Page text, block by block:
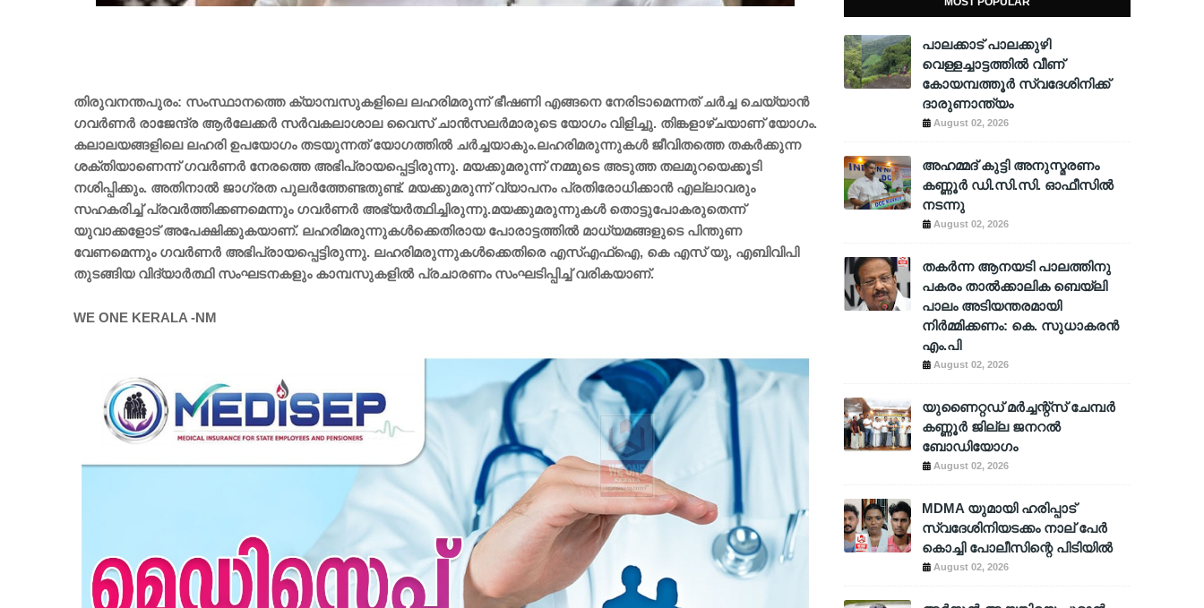
തിരുവനന്തപുരം: സംസ്ഥാനത്തെ ക്യാമ്പസുകളിലെ ലഹരിമരുന്ന് ഭീഷണി എങ്ങനെ നേരിടാമെന്നത് ചര്‍ച്ച ചെയ്യാന്‍
ഗവര്‍ണര്‍ രാജേന്ദ്ര ആര്‍ലേക്കര്‍ സര്‍വകലാശാല വൈസ് ചാന്‍സലര്‍മാരുടെ യോഗം വിളിച്ചു. തിങ്കളാഴ്ചയാണ് യോഗം.
കലാലയങ്ങളിലെ ലഹരി ഉപയോഗം തടയുന്നത് യോഗത്തില്‍ ചര്‍ച്ചയാകും.ലഹരിമരുന്നുകള്‍ ജീവിതത്തെ തകര്‍ക്കുന്ന
ശക്തിയാണെന്ന് ഗവര്‍ണര്‍ നേരത്തെ അഭിപ്രായപ്പെട്ടിരുന്നു. മയക്കുമരുന്ന് നമ്മുടെ അടുത്ത തലമുറയെക്കൂടി
നശിപ്പിക്കും. അതിനാല്‍ ജാഗ്രത പുലര്‍ത്തേണ്ടതുണ്ട്. മയക്കുമരുന്ന് വ്യാപനം പ്രതിരോധിക്കാന്‍ എല്ലാവരും
സഹകരിച്ച് പ്രവര്‍ത്തിക്കണമെന്നും ഗവര്‍ണര്‍ അഭ്യര്‍ത്ഥിച്ചിരുന്നു.മയക്കുമരുന്നുകള്‍ തൊട്ടുപോകരുതെന്ന്
യുവാക്കളോട് അപേക്ഷിക്കുകയാണ്. ലഹരിമരുന്നുകള്‍ക്കെതിരായ പോരാട്ടത്തില്‍ മാധ്യമങ്ങളുടെ പിന്തുണ
വേണമെന്നും ഗവര്‍ണര്‍ അഭിപ്രായപ്പെട്ടിരുന്നു. ലഹരിമരുന്നുകള്‍ക്കെതിരെ എസ്എഫ്‌ഐ, കെ എസ് യു, എബിവിപി
തുടങ്ങിയ വിദ്യാര്‍ത്ഥി സംഘടനകളും കാമ്പസുകളില്‍ പ്രചാരണം സംഘടിപ്പിച്ച് വരികയാണ്.
WE ONE KERALA -NM
പാലക്കാട് പാലക്കുഴി
വെള്ളച്ചാട്ടത്തില്‍ വീണ്
കോയമ്പത്തൂര്‍ സ്വദേശിനിക്ക്
ദാരുണാന്ത്യം
August 02, 2026
അഹമ്മദ് കുട്ടി അനുസ്മരണം
കണ്ണൂർ ഡി.സി.സി. ഓഫീസിൽ
നടന്നു
August 02, 2026
തകർന്ന ആനയടി പാലത്തിനു
പകരം താൽക്കാലിക ബെയ്‌ലി
പാലം അടിയന്തരമായി
നിർമ്മിക്കണം: കെ. സുധാകരൻ
എം.പി
August 02, 2026
യുണൈറ്റഡ് മർച്ചന്റ്സ് ചേമ്പർ
കണ്ണൂർ ജില്ല ജനറൽ
ബോഡിയോഗം
August 02, 2026
MDMA യുമായി ഹരിപ്പാട്
സ്വദേശിനിയടക്കം നാല് പേർ
കൊച്ചി പോലീസിന്റെ പിടിയിൽ
August 02, 2026